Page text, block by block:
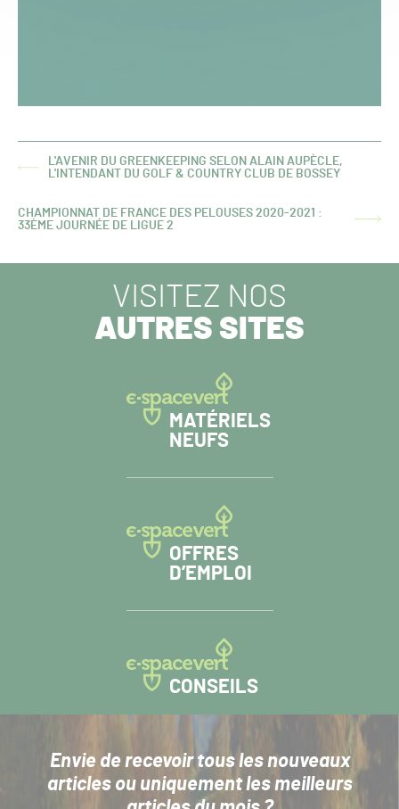
ARTICLE
L'AVENIR DU GREENKEEPING SELON ALAIN AUPÈCLE,
L'INTENDANT DU GOLF & COUNTRY CLUB DE BOSSEY
ARTICLE
CHAMPIONNAT DE FRANCE DES PELOUSES 2020-2021 :
33ÈME JOURNÉE DE LIGUE 2
VISITEZ NOS
AUTRES SITES
MATÉRIELS
NEUFS
OFFRES
D’EMPLOI
CONSEILS
Envie de recevoir tous les nouveaux
articlesou uniquement les meilleurs